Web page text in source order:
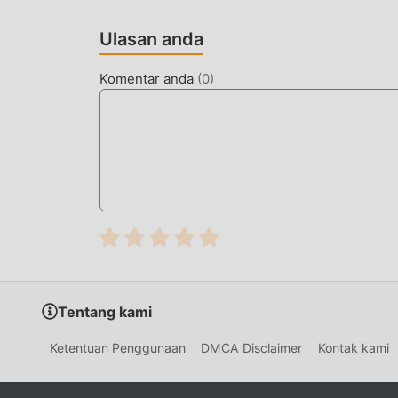
jarak jauh.
sambil secara bersamaan mengoperasikan
Di perangkat Android Anda, buka
Jika Anda sudah menginstal aplikasi
menghindari konflik.
Ulasan anda
Komentar anda (0)
Tentang kami
Ketentuan Penggunaan DMCA Disclaimer Kontak kami